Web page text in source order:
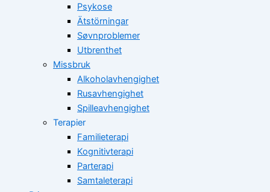
Psykose
Ätstörningar
Søvnproblemer
Utbrenthet
Missbruk
Alkoholavhengighet
Rusavhengighet
Spilleavhengighet
Terapier
Familieterapi
Kognitivterapi
Parterapi
Samtaleterapi